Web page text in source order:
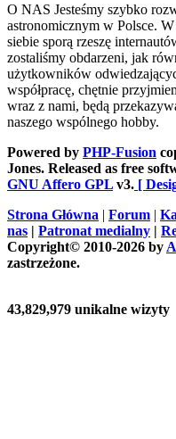
O NAS Jesteśmy szybko
astronomicznym w Polsce.
siebie sporą rzeszę
zostaliśmy obdarzeni, jak
użytkowników
współpracę, chętnie
wraz z nami, będą
naszego wspólnego hobby.
Powered by PHP-Fusion
Jones. Released as free
GNU Affero GPL v3. [
Strona Główna | Forum |
nas | Patronat medialny |
Copyright© 2010-2026 by
zastrzeżone.
43,829,979 unikalne wizyty